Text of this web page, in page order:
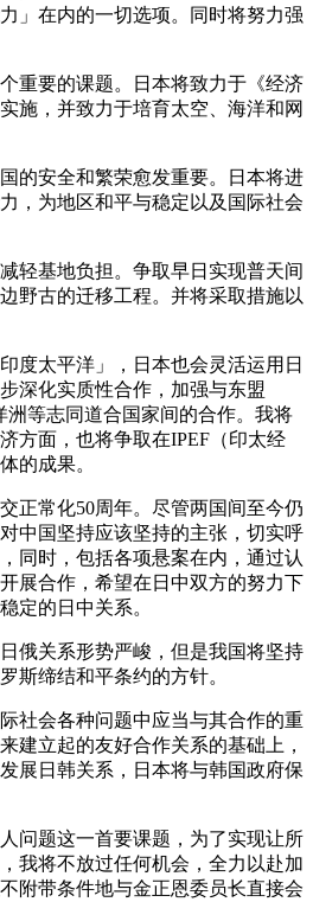
」在内的一切选项。同时将努力强
要的课题。日本将致力于《经济
施，并致力于培育太空、海洋和网
安全和繁荣愈发重要。日本将进
，为地区和平与稳定以及国际社会
基地负担。争取早日实现普天间
野古的迁移工程。并将采取措施以
太平洋」，日本也会灵活运用日
深化实质性合作，加强与东盟
洲等志同道合国家间的合作。我将
方面，也将争取在IPEF（印太经
的成果。
常化50周年。尽管两国间至今仍
中国坚持应该坚持的主张，切实呼
同时，包括各项悬案在内，通过认
展合作，希望在日中双方的努力下
定的日中关系。
关系形势严峻，但是我国将坚持
斯缔结和平条约的方针。
会各种问题中应当与其合作的重
建立起的友好合作关系的基础上，
展日韩关系，日本将与韩国政府保
题这一首要课题，为了实现让所
我将不放过任何机会，全力以赴加
附带条件地与金正恩委员长直接会